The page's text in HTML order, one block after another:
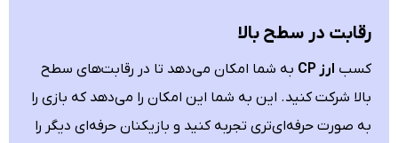
رقابت در سطح بالا
کسب ارز CP
به شما امکان می‌دهد تا در رقابت‌های سطح
بالا شرکت کنید. این به شما این امکان را می‌دهد که بازی را
به صورت حرفه‌ای‌تری تجربه کنید و بازیکنان حرفه‌ای دیگر را